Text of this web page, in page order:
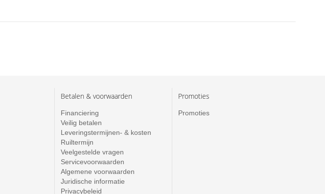
Betalen & voorwaarden
Financiering
Veilig betalen
Leveringstermijnen- & kosten
Ruiltermijn
Veelgestelde vragen
Servicevoorwaarden
Algemene voorwaarden
Juridische informatie
Privacybeleid
Promoties
Promoties